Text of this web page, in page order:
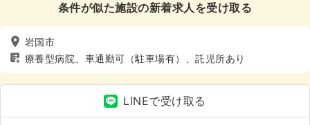
条件が似た施設の新着求人を受け取る
岩国市
療養型病院、車通勤可（駐車場有）、託児所あり
LINEで受け取る